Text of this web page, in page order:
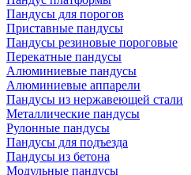
Пандусы для порогов
Приставные пандусы
Пандусы резиновые пороговые
Перекатные пандусы
Алюминиевые пандусы
Алюминиевые аппарели
Пандусы из нержавеющей стали
Металлические пандусы
Рулонные пандусы
Пандусы для подъезда
Пандусы из бетона
Модульные пандусы